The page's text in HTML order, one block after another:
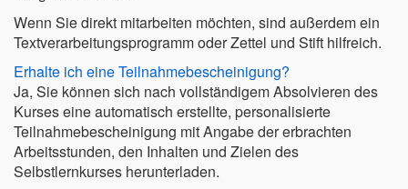
Wenn Sie direkt mitarbeiten möchten, sind außerdem ein
Textverarbeitungsprogramm oder Zettel und Stift hilfreich.
Erhalte ich eine Teilnahmebescheinigung?
Ja, Sie können sich nach vollständigem Absolvieren des
Kurses eine automatisch erstellte, personalisierte
Teilnahmebescheinigung mit Angabe der erbrachten
Arbeitsstunden, den Inhalten und Zielen des
Selbstlernkurses herunterladen.